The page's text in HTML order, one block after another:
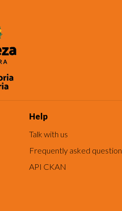
Help
Talk with us
Frequently asked
API CKAN